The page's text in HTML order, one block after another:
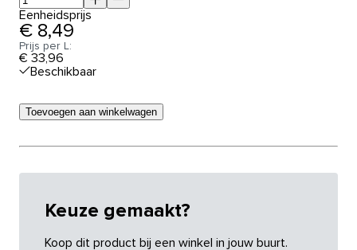
Eenheidsprijs
€ 8,49
Prijs per L:
€ 33,96
Beschikbaar
Toevoegen aan winkelwagen
Keuze gemaakt?
Koop dit product bij een winkel in jouw buurt.